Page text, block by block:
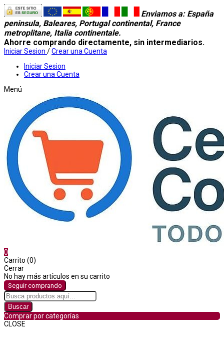
Enviamos a: España
peninsula, Baleares, Portugal continental, France
metroplitane, Italia continentale.
Ahorre comprando directamente, sin intermediarios.
Iniciar Sesion /Crear una Cuenta
Iniciar Sesion
Crear una Cuenta
Menú
0
Carrito (0)
Cerrar
No hay más artículos en su carrito
Seguir comprando
Buscar
Comprar por categorías
CLOSE